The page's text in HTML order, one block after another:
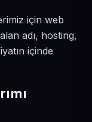
için web
adı, hosting,
içinde